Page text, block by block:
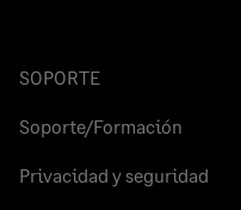
SOPORTE
Soporte/Formación
Privacidad y seguridad